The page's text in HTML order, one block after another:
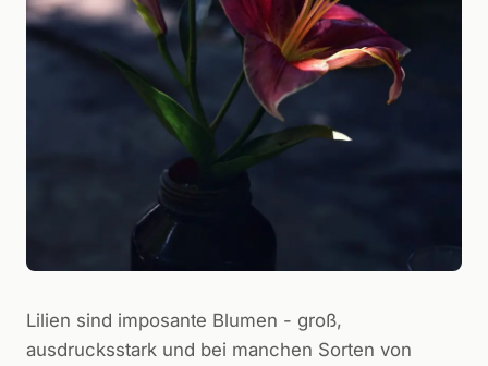
Lilien sind imposante Blumen - groß,
ausdrucksstark und bei manchen Sorten von